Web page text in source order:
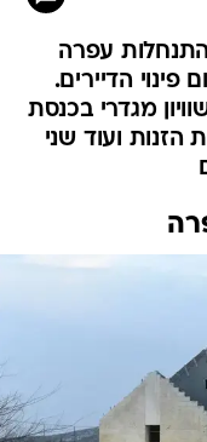
חורפים. בהתנחלות עפרה
הדיירים.
מגדרי בכנסת
הזנות ועוד שני